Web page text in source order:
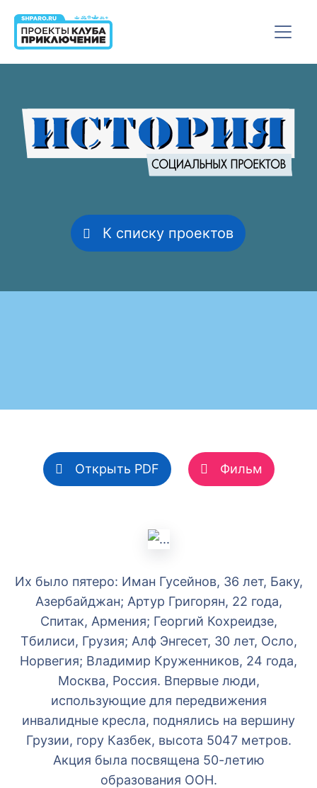
К списку проектов
Открыть PDF Фильм
Их было пятеро: Иман Гусейнов, 36 лет, Баку,
Азербайджан; Артур Григорян, 22 года,
Спитак, Армения; Георгий Кохреидзе,
Тбилиси, Грузия; Алф Энгесет, 30 лет, Осло,
Норвегия; Владимир Круженников, 24 года,
Москва, Россия. Впервые люди,
использующие для передвижения
инвалидные кресла, поднялись на вершину
Грузии, гору Казбек, высота 5047 метров.
Акция была посвящена 50-летию
образования ООН.